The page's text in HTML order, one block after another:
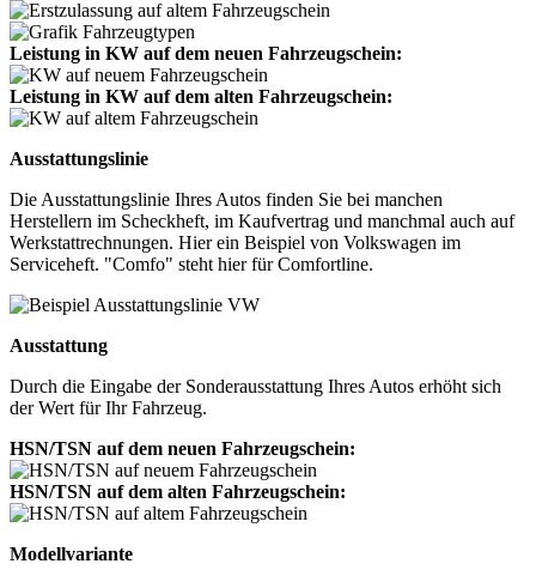
Leistung in KW auf dem neuen Fahrzeugschein:
Leistung in KW auf dem alten Fahrzeugschein:
Ausstattungslinie
Die Ausstattungslinie Ihres Autos finden Sie bei manchen
Herstellern im Scheckheft, im Kaufvertrag und manchmal auch auf
Werkstattrechnungen. Hier ein Beispiel von Volkswagen im
Serviceheft. "Comfo" steht hier für Comfortline.
Ausstattung
Durch die Eingabe der Sonderausstattung Ihres Autos erhöht sich
der Wert für Ihr Fahrzeug.
HSN/TSN auf dem neuen Fahrzeugschein:
HSN/TSN auf dem alten Fahrzeugschein:
Modellvariante